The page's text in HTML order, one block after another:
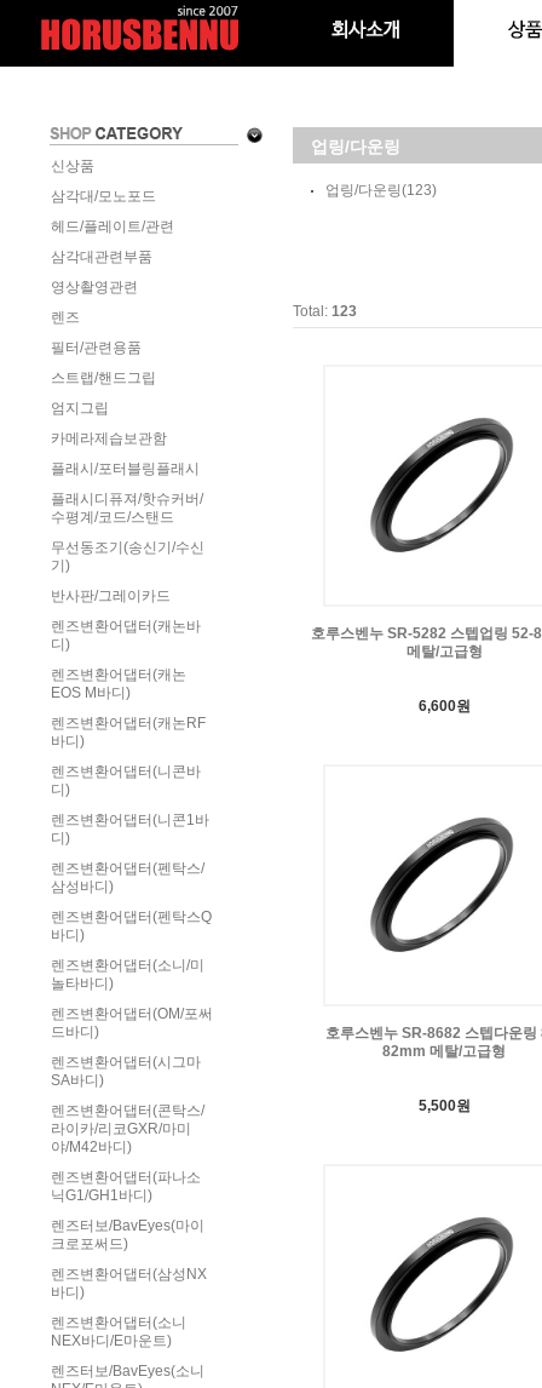
신상품
삼각대/모노포드
헤드/플레이트/관련
삼각대관련부품
영상촬영관련
렌즈
필터/관련용품
스트랩/핸드그립
엄지그립
카메라제습보관함
플래시/포터블링플래시
플래시디퓨져/핫슈커버/
수평계/코드/스탠드
무선동조기(송신기/수신
기)
반사판/그레이카드
렌즈변환어댑터(캐논바
디)
렌즈변환어댑터(캐논
EOS M바디)
렌즈변환어댑터(캐논RF
바디)
렌즈변환어댑터(니콘바
디)
렌즈변환어댑터(니콘1바
디)
렌즈변환어댑터(펜탁스/
삼성바디)
렌즈변환어댑터(펜탁스Q
바디)
렌즈변환어댑터(소니/미
놀타바디)
렌즈변환어댑터(OM/포써
드바디)
렌즈변환어댑터(시그마
SA바디)
렌즈변환어댑터(콘탁스/
라이카/리코GXR/마미
야/M42바디)
렌즈변환어댑터(파나소
닉G1/GH1바디)
렌즈터보/BavEyes(마이
크로포써드)
렌즈변환어댑터(삼성NX
바디)
렌즈변환어댑터(소니
NEX바디/E마운트)
렌즈터보/BavEyes(소니
업링/다운링
업링/다운링(123)
Total: 123
호루스벤누 SR-5282 스텝업링 52-
메탈/고급형
6,600원
호루스벤누 SR-8682 스텝다운링
82mm 메탈/고급형
5,500원